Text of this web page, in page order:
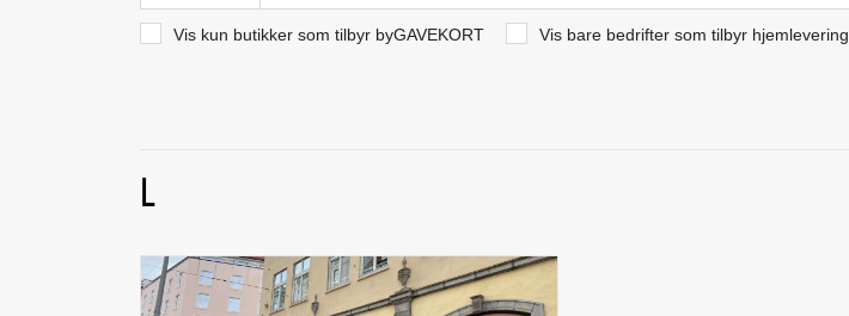
Vis kun butikker som tilbyr byGAVEKORT Vis bare bedrifter som tilbyr hjemlevering
L